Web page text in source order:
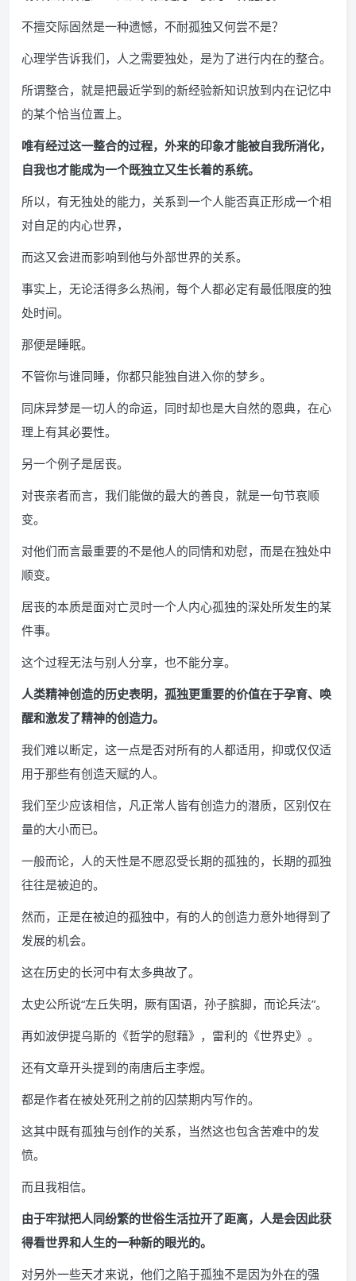
不擅交际固然是一种遗憾，不耐孤独又何尝不是？
心理学告诉我们，人之需要独处，是为了进行内在的整合。
所谓整合，就是把最近学到的新经验新知识放到内在记忆中
的某个恰当位置上。
唯有经过这一整合的过程，外来的印象才能被自我所消化，
自我也才能成为一个既独立又生长着的系统。
所以，有无独处的能力，关系到一个人能否真正形成一个相
对自足的内心世界，
而这又会进而影响到他与外部世界的关系。
事实上，无论活得多么热闹，每个人都必定有最低限度的独
处时间。
那便是睡眠。
不管你与谁同睡，你都只能独自进入你的梦乡。
同床异梦是一切人的命运，同时却也是大自然的恩典，在心
理上有其必要性。
另一个例子是居丧。
对丧亲者而言，我们能做的最大的善良，就是一句节哀顺
变。
对他们而言最重要的不是他人的同情和劝慰，而是在独处中
顺变。
居丧的本质是面对亡灵时一个人内心孤独的深处所发生的某
件事。
这个过程无法与别人分享，也不能分享。
人类精神创造的历史表明，孤独更重要的价值在于孕育、唤
醒和激发了精神的创造力。
我们难以断定，这一点是否对所有的人都适用，抑或仅仅适
用于那些有创造天赋的人。
我们至少应该相信，凡正常人皆有创造力的潜质，区别仅在
量的大小而已。
一般而论，人的天性是不愿忍受长期的孤独的，长期的孤独
往往是被迫的。
然而，正是在被迫的孤独中，有的人的创造力意外地得到了
发展的机会。
这在历史的长河中有太多典故了。
太史公所说“左丘失明，厥有国语，孙子膑脚，而论兵法”。
再如波伊提乌斯的《哲学的慰藉》，雷利的《世界史》。
还有文章开头提到的南唐后主李煜。
都是作者在被处死刑之前的囚禁期内写作的。
这其中既有孤独与创作的关系，当然这也包含苦难中的发
愤。
而且我相信。
由于牢狱把人同纷繁的世俗生活拉开了距离，人是会因此获
得看世界和人生的一种新的眼光的。
对另外一些天才来说，他们之陷于孤独不是因为外在的强